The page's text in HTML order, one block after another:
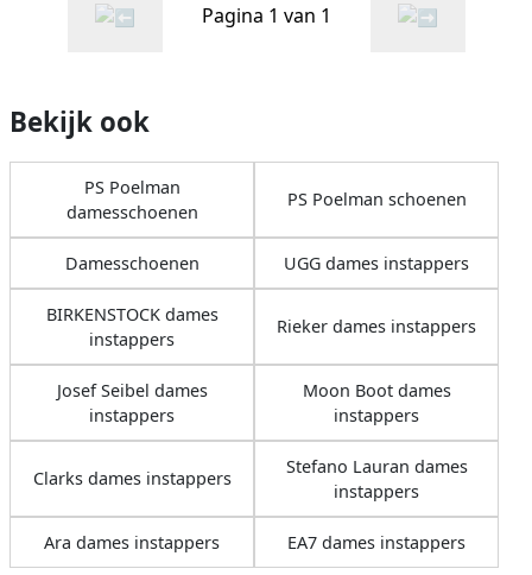
Pagina 1 van 1
Bekijk ook
PS Poelman
damesschoenen
PS Poelman schoenen
Damesschoenen UGG dames instappers
BIRKENSTOCK dames
instappers
Rieker dames instappers
Josef Seibel dames
instappers
Moon Boot dames
instappers
Clarks dames instappers
Stefano Lauran dames
instappers
Ara dames instappers EA7 dames instappers